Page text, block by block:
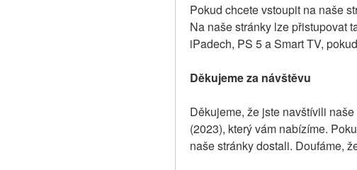
Pokud chcete vstoupit na naše
Na naše stránky lze přistupovat
iPadech, PS 5 a Smart TV,
Děkujeme za návštěvu
Děkujeme, že jste navštívili
(2023), který vám nabízíme.
naše stránky dostali. Doufáme,